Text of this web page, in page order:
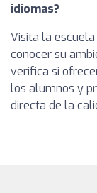
idiomas?
Visita la
conocer su
verifica si
los alumnos y
directa de la